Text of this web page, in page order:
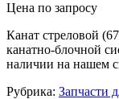
Цена по запросу
Канат стреловой
канатно-блочной
наличии на нашем
Рубрика: Запчасти